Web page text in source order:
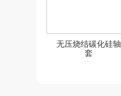
无压烧结碳化硅轴
套